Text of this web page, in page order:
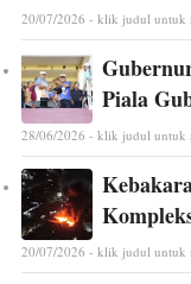
20/07/2026 - klik judul untuk
Piala
28/06/2026 - klik judul untuk
20/07/2026 - klik judul untuk